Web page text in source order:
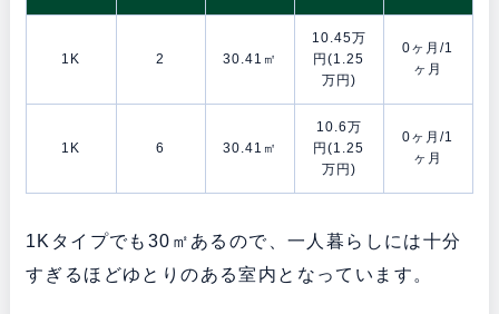
1K 2 30.41㎡
10.45万
円(1.25
万円)
0ヶ月/1
ヶ月
1K 6 30.41㎡
10.6万
円(1.25
万円)
0ヶ月/1
ヶ月
1Kタイプでも30㎡あるので、一人暮らしには十分
すぎるほどゆとりのある室内となっています。